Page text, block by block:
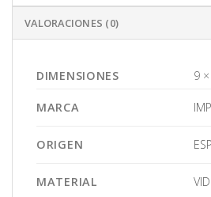
VALORACIONES (0)
DIMENSIONES 9
MARCA
ORIGEN
MATERIAL